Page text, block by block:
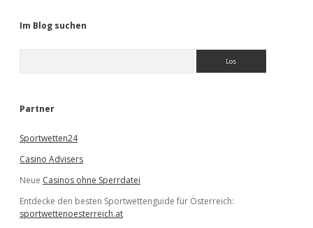
Im Blog suchen
e
Partner
Sportwetten24
Casino Advisers
Neue Casinos ohne Sperrdatei
Entdecke den besten Sportwettenguide für Österreich:
sportwettenoesterreich.at